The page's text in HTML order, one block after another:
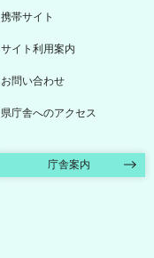
携帯サイト
サイト利用案内
お問い合わせ
県庁舎へのアクセス
庁舎案内